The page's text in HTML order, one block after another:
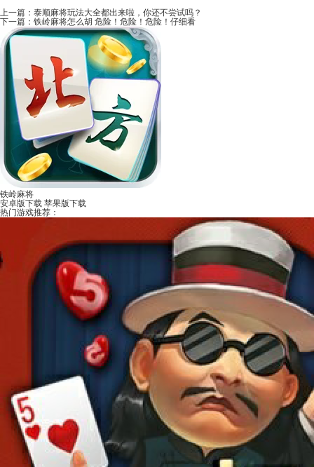
上一篇： 泰顺麻将玩法大全都出来啦，你还不尝试吗？
下一篇： 铁岭麻将怎么胡 危险！危险！危险！仔细看
铁岭麻将
安卓版下载 苹果版下载
热门游戏推荐：